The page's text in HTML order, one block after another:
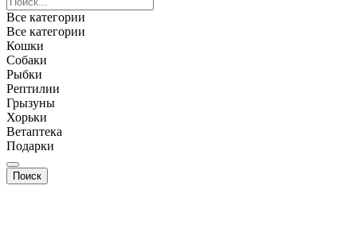
Все категории
Все категории
Кошки
Собаки
Рыбки
Рептилии
Грызуны
Хорьки
Ветаптека
Подарки